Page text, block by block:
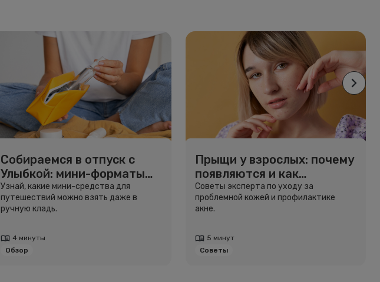
Собираемся в отпуск с
Улыбкой: мини-форматы
для путешествий
Узнай, какие мини-средства для
путешествий можно взять даже в
ручную кладь.
4 минуты
Обзор
Прыщи у взрослых: почему
появляются и как
избавиться
Советы эксперта по уходу за
проблемной кожей и профилактике
акне.
5 минут
Советы